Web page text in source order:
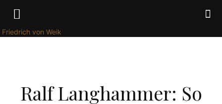
Friedrich von Weik
Ralf Langhammer: So